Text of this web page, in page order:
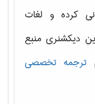
کرده و لغات
دیکشنری منبع
ترجمه تخصصی